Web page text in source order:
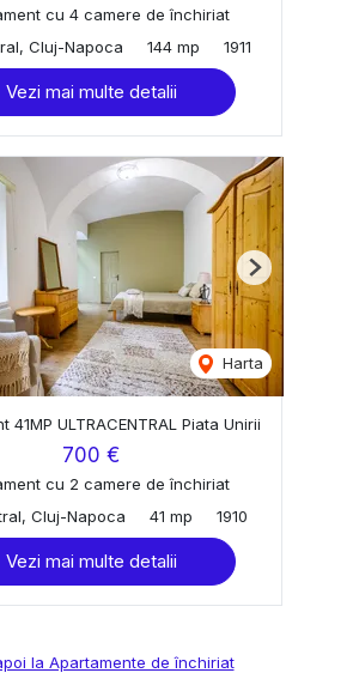
cu 4 camere de închiriat
Cluj-Napoca
144 mp 1911
Vezi mai multe detalii
Harta
Next
41MP ULTRACENTRAL Piata Unirii
700 €
cu 2 camere de închiriat
Cluj-Napoca
41 mp 1910
Vezi mai multe detalii
la Apartamente de închiriat